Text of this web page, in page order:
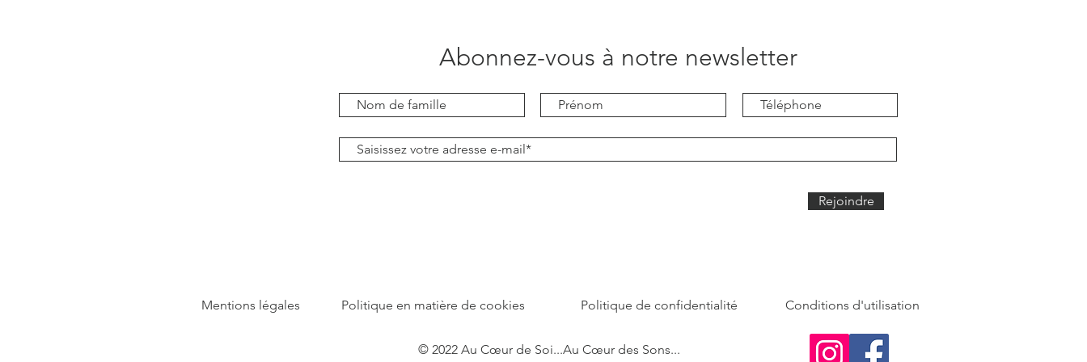
Abonnez-vous à notre newsletter
Rejoindre
Mentions légales Politique en matière de cookies Politique de confidentialité Conditions d'utilisation
© 2022 Au Cœur de Soi...Au Cœur des Sons...